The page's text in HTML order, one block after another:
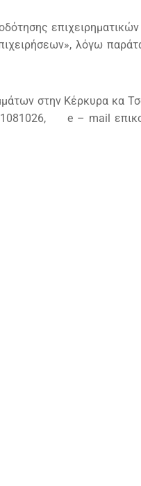
λόγω
στην Κέρκυρα κα
e – mail